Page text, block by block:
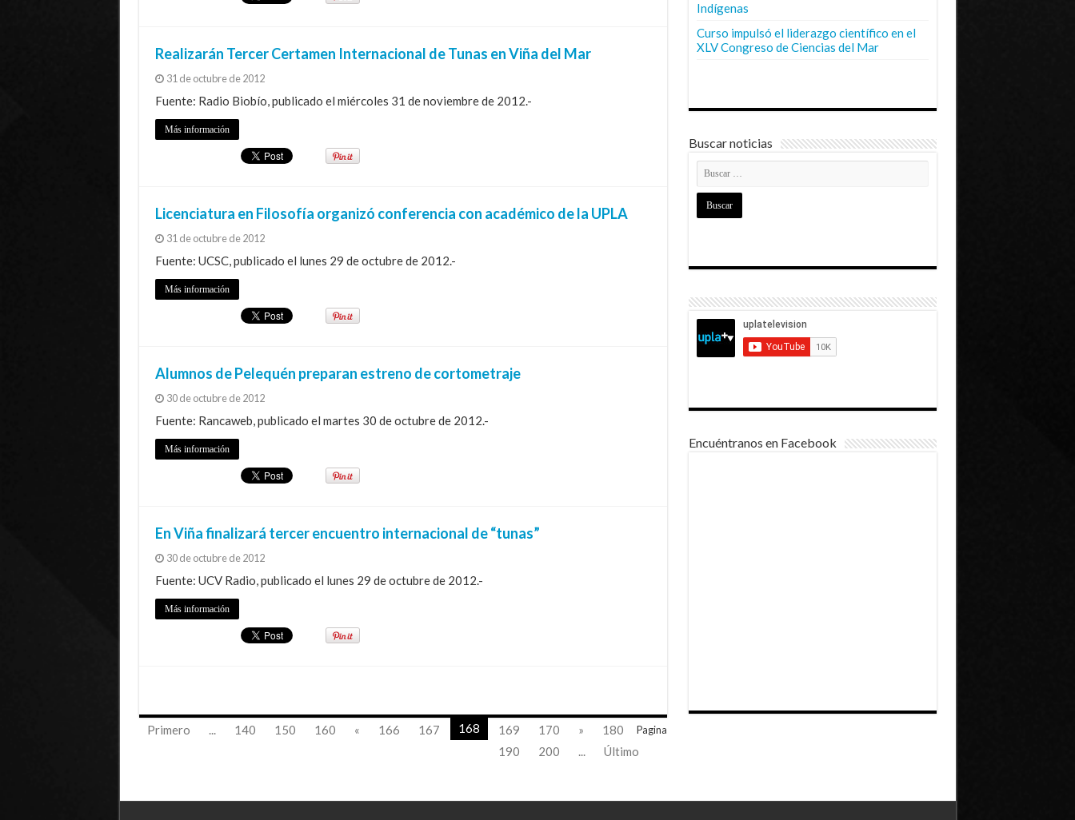
Realizarán Tercer Certamen Internacional de Tunas en Viña del Mar
31 de octubre de 2012
Fuente: Radio Biobío, publicado el miércoles 31 de noviembre de 2012.-
Más información
Licenciatura en Filosofía organizó conferencia con académico de la UPLA
31 de octubre de 2012
Fuente: UCSC, publicado el lunes 29 de octubre de 2012.-
Más información
Alumnos de Pelequén preparan estreno de cortometraje
30 de octubre de 2012
Fuente: Rancaweb, publicado el martes 30 de octubre de 2012.-
Más información
En Viña finalizará tercer encuentro internacional de “tunas”
30 de octubre de 2012
Fuente: UCV Radio, publicado el lunes 29 de octubre de 2012.-
Más información
Pagina
Primero 140 150 160 « 166 167 168 169 170 »
180
190
200 Último
Indígenas
Curso impulsó el liderazgo científico en el
XLV Congreso de Ciencias del Mar
Buscar noticias
Encuéntranos en Facebook